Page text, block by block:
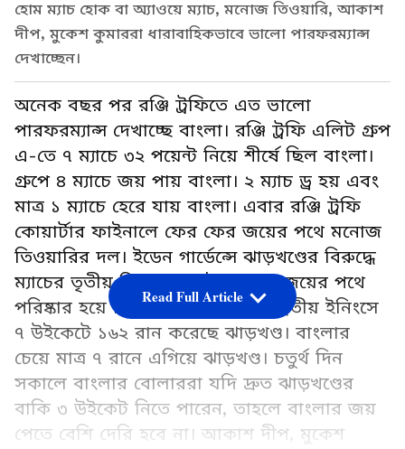
হোম ম্যাচ হোক বা অ্যাওয়ে ম্যাচ, মনোজ তিওয়ারি, আকাশ
দীপ, মুকেশ কুমাররা ধারাবাহিকভাবে ভালো পারফরম্যান্স
দেখাচ্ছেন।
অনেক বছর পর রঞ্জি ট্রফিতে এত ভালো
পারফরম্যান্স দেখাচ্ছে বাংলা। রঞ্জি ট্রফি এলিট গ্রুপ
এ-তে ৭ ম্যাচে ৩২ পয়েন্ট নিয়ে শীর্ষে ছিল বাংলা।
গ্রুপে ৪ ম্যাচে জয় পায় বাংলা। ২ ম্যাচ ড্র হয় এবং
মাত্র ১ ম্যাচে হেরে যায় বাংলা। এবার রঞ্জি ট্রফি
কোয়ার্টার ফাইনালে ফের ফের জয়ের পথে মনোজ
তিওয়ারির দল। ইডেন গার্ডেন্সে ঝাড়খণ্ডের বিরুদ্ধে
ম্যাচের তৃতীয় দিনের শেষেই বাংলার জয়ের পথে
পরিষ্কার হয়ে গিয়েছে। দিনের শেষে দ্বিতীয় ইনিংসে
৭ উইকেটে ১৬২ রান করেছে ঝাড়খণ্ড। বাংলার
চেয়ে মাত্র ৭ রানে এগিয়ে ঝাড়খণ্ড। চতুর্থ দিন
সকালে বাংলার বোলাররা যদি দ্রুত ঝাড়খণ্ডের
বাকি ৩ উইকেট নিতে পারেন, তাহলে বাংলার জয়
পেতে বেশি দেরি হবে না। আকাশ দীপ, মুকেশ
Read Full Article